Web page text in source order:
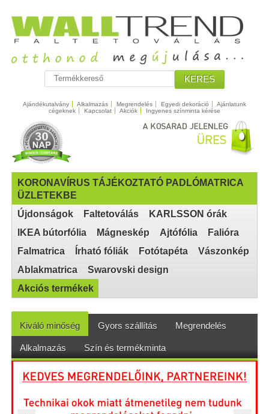
KERES
Ajándékutalvány Alkalmazás Megrendelés Egyedi dekoráció
Ajánlatunk
cégeknek
Kapcsolat Akciók Ingyenes színminta kérése
KORONAVÍRUS TÁJÉKOZTATÓ PADLÓMATRICA
ÜZLETEKBE
Újdonságok
Faltetoválás
KARLSSON órák
IKEA bútorfólia
Mágneskép Ajtófólia
Falióra
Falmatrica
Írható fóliák Fotótapéta
Vászonkép
Ablakmatrica
Swarovski design
Akciós termékek
Kiváló minőség Gyors szállítás Megrendelés
Alkalmazás Szín és termékminta